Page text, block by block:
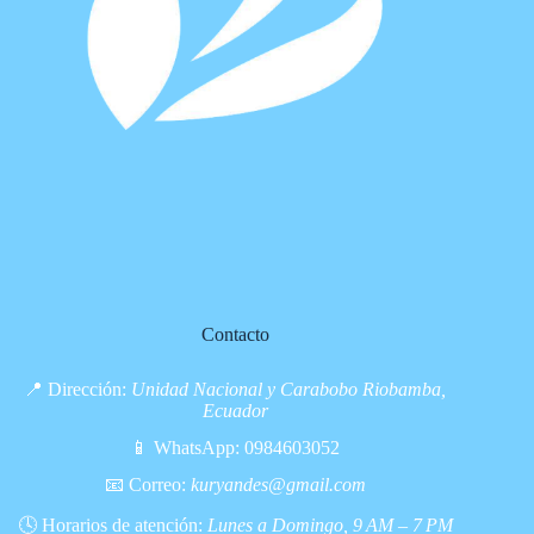
Contacto
📍 Dirección: Unidad Nacional y Carabobo Riobamba,
Ecuador
📱 WhatsApp:0984603052
📧 Correo: kuryandes@gmail.com
🕓 Horarios de atención: Lunes a Domingo, 9 AM – 7 PM